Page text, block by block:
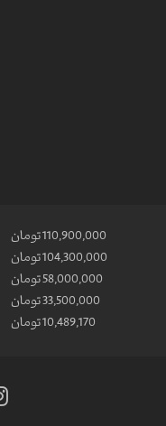
110,900,000 تومان
104,300,000 تومان
58,000,000 تومان
33,500,000 تومان
10,489,170 تومان